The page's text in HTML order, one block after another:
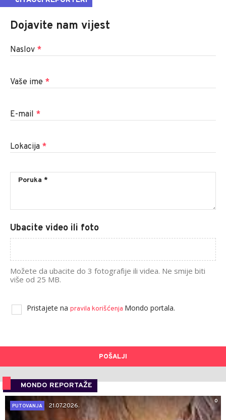
Dojavite nam vijest
Naslov *
Vaše ime *
E-mail *
Lokacija *
Ubacite video ili foto
Možete da ubacite do 3 fotografije ili videa. Ne smije biti
više od 25 MB.
Pristajete na pravila korišćenja Mondo portala.
POŠALJI
MONDO REPORTAŽE
0
PUTOVANJA
21.07.2026.